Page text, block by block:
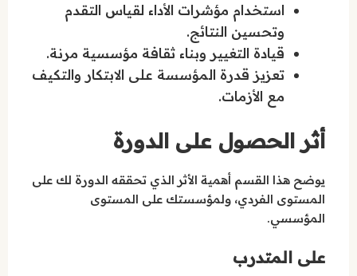
استخدام مؤشرات الأداء لقياس التقدم
وتحسين النتائج.
قيادة التغيير وبناء ثقافة مؤسسية مرنة.
تعزيز قدرة المؤسسة على الابتكار والتكيف
مع الأزمات.
أثر الحصول على الدورة
يوضح هذا القسم أهمية الأثر الذي تحققه الدورة لك على
المستوى الفردي، ولمؤسستك على المستوى
المؤسسي.
على المتدرب